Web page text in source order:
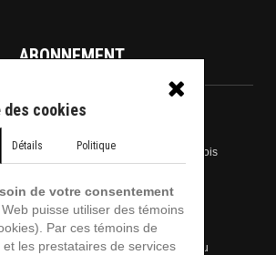
ABONNEMENT
recevoir le bulletin de nouvelles et emplois
bulletin Emplois
bulletin de nouvelles
bulletin Emplois Mot de passe perdu
cookies
Détails Politique
de votre consentement
puisse utiliser des témoins
Par ces témoins de
les prestataires de services